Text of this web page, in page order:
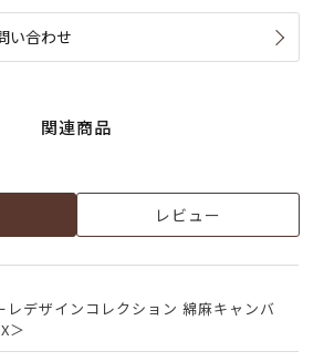
い合わせ
関連商品
レビュー
レデザインコレクション 綿麻キャンバ
＞